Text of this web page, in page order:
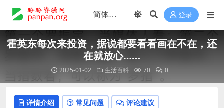
登录
霍英东每次来投资，据说都要看看画在不在，还
在就放心……
2025-01-02 生活百科 70 0
详情介绍 常见问题 评论建议